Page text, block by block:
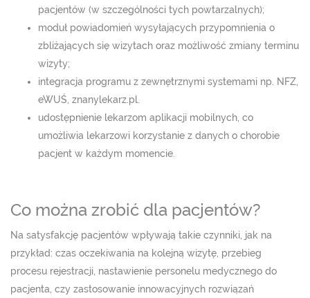
pacjentów (w szczególności tych powtarzalnych);
moduł powiadomień wysyłających przypomnienia o
zbliżających się wizytach oraz możliwość zmiany terminu
wizyty;
integracja programu z zewnętrznymi systemami np. NFZ,
eWUŚ, znanylekarz.pl.
udostępnienie lekarzom aplikacji mobilnych, co
umożliwia lekarzowi korzystanie z danych o chorobie
pacjent w każdym momencie.
Co można zrobić dla pacjentów?
Na satysfakcję pacjentów wpływają takie czynniki, jak na
przykład: czas oczekiwania na kolejną wizytę, przebieg
procesu rejestracji, nastawienie personelu medycznego do
pacjenta, czy zastosowanie innowacyjnych rozwiązań